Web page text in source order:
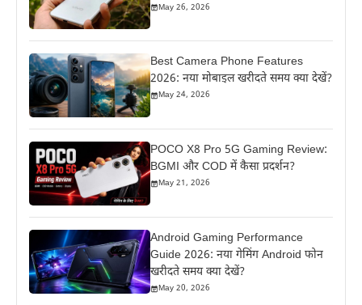
May 26, 2026
Best Camera Phone Features
2026: नया मोबाइल खरीदते समय क्या देखें?
May 24, 2026
POCO X8 Pro 5G Gaming Review:
BGMI और COD में कैसा प्रदर्शन?
May 21, 2026
Android Gaming Performance
Guide 2026: नया गेमिंग Android फोन
खरीदते समय क्या देखें?
May 20, 2026